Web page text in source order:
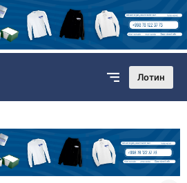
Лотин